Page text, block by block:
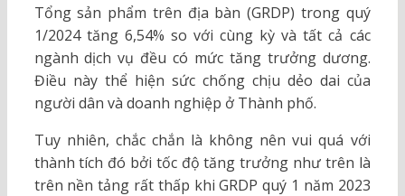
Tổng sản phẩm trên địa bàn (GRDP) trong quý
1/2024 tăng 6,54% so với cùng kỳ và tất cả các
ngành dịch vụ đều có mức tăng trưởng dương.
Điều này thể hiện sức chống chịu dẻo dai của
người dân và doanh nghiệp ở Thành phố.
Tuy nhiên, chắc chắn là không nên vui quá với
thành tích đó bởi tốc độ tăng trưởng như trên là
trên nền tảng rất thấp khi GRDP quý 1 năm 2023